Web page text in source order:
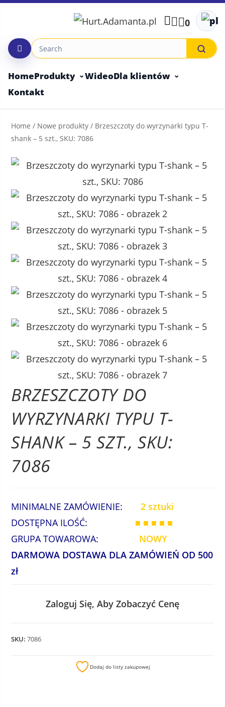
Skip
0
HomeProdukty WideoDla klientów
Kontakt
Home / Nowe produkty / Brzeszczoty do wyrzynarki typu T-
shank – 5 szt., SKU: 7086
BRZESZCZOTY DO
WYRZYNARKI TYPU T-
SHANK – 5 SZT., SKU:
7086
MINIMALNE ZAMÓWIENIE:
2 sztuki
DOSTĘPNA ILOŚĆ:
■ ■ ■ ■ ■
GRUPA TOWAROWA:
NOWY
DARMOWA DOSTAWA DLA ZAMÓWIEŃ OD 500
zł
Zaloguj Się, Aby Zobaczyć Cenę
SKU:7086
Dodaj do listy zakupowej